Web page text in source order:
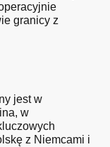
granicy z
jest w
w
z Niemcami i